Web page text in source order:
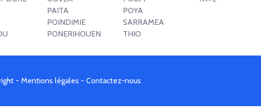
PAITA
POINDIMIE
PONERIHOUEN
POYA
SARRAMEA
THIO
- Mentions légales - Contactez-nous